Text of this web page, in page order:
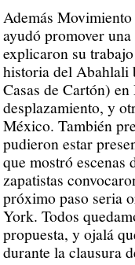
Además
ayudó promover
explicaron su
historia del Abahlali
Casas de Cartón)
desplazamiento, y
México. También
pudieron estar
que mostró
zapatistas
próximo paso seria
York. Todos
propuesta, y ojalá
durante la clausura